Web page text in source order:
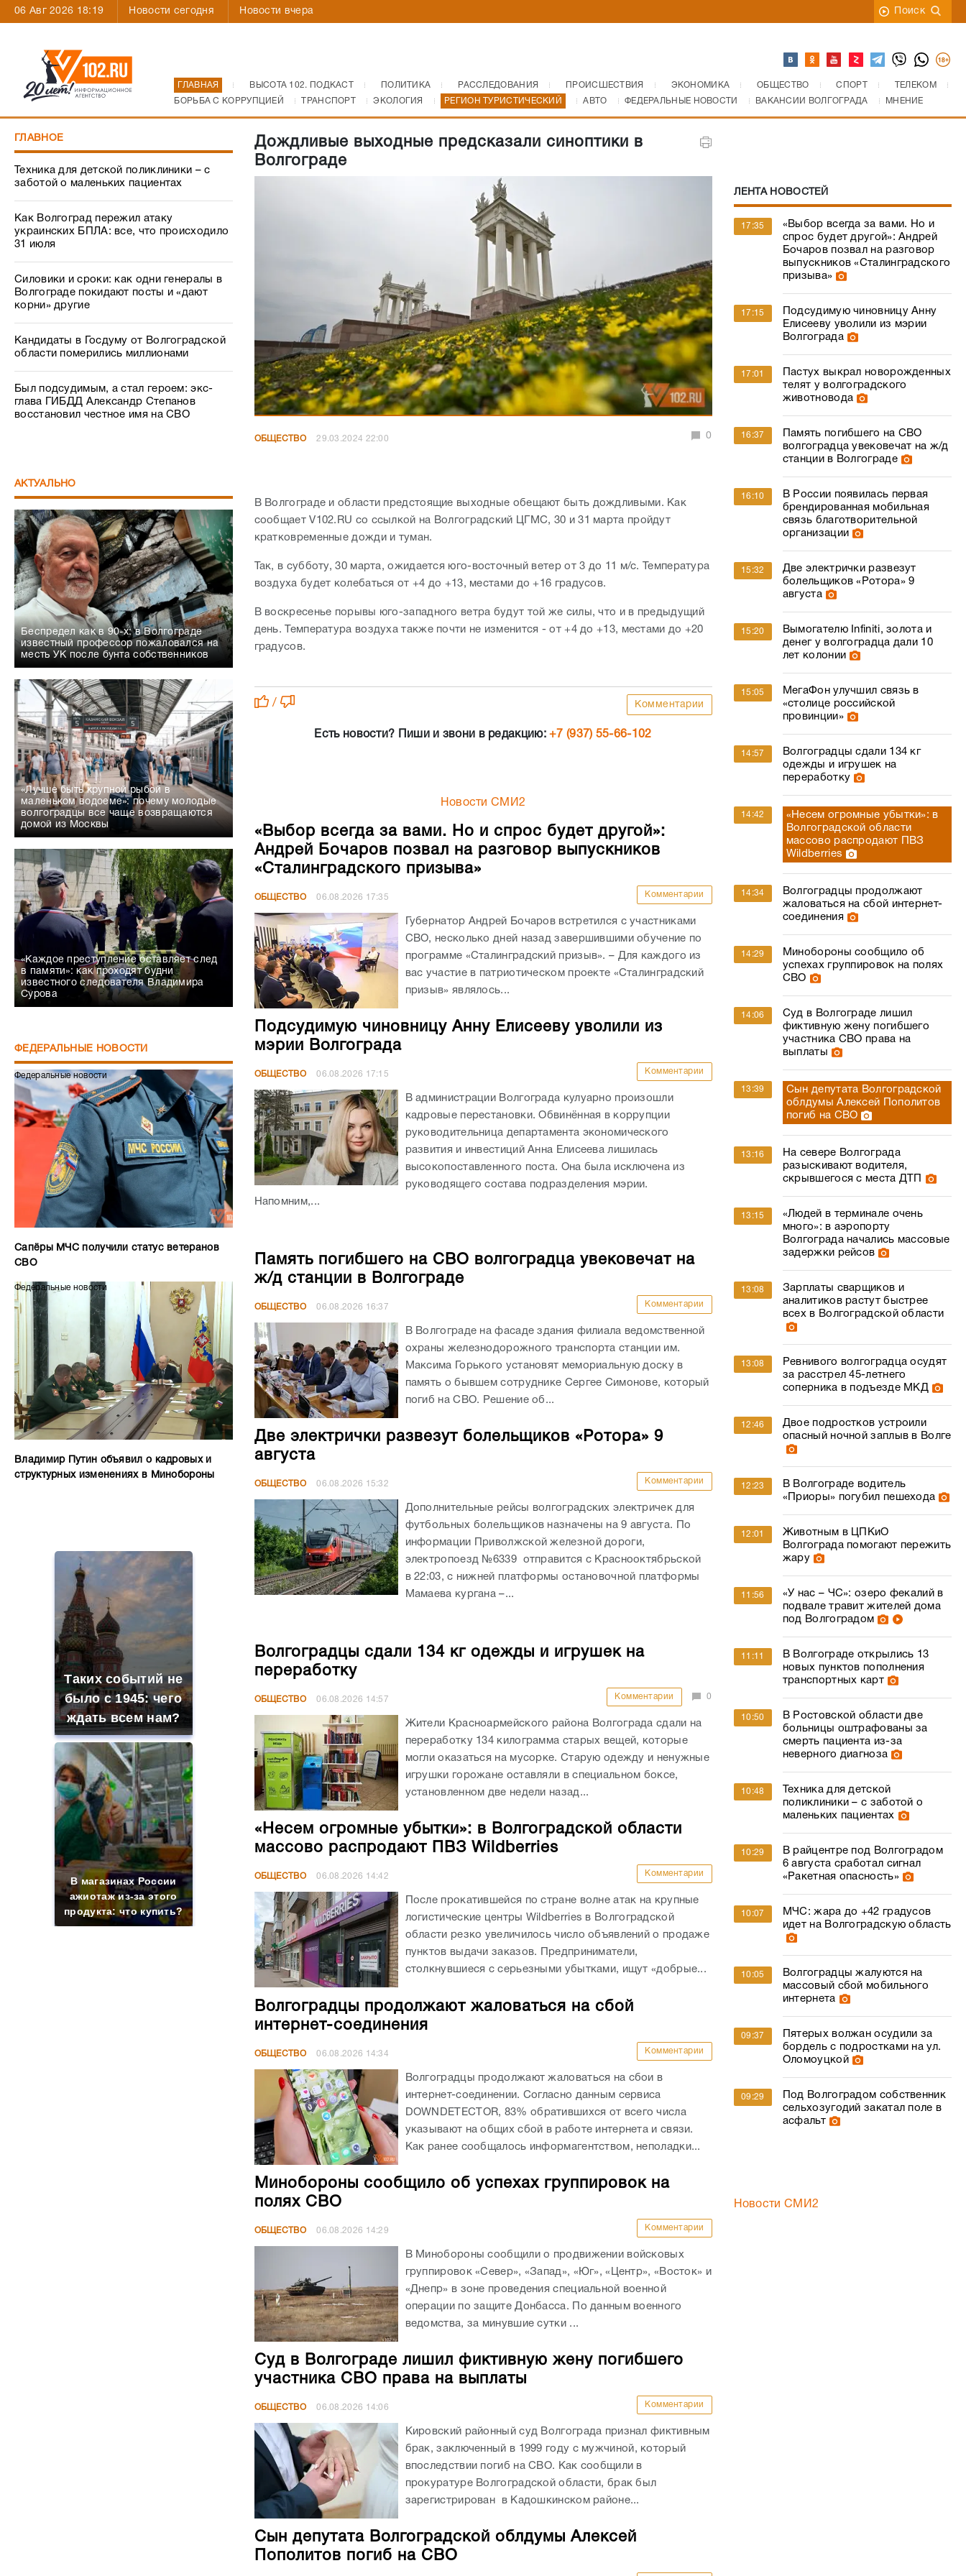
06 Авг 2026 18:19 Новости сегодня Новости вчера Поиск
ГЛАВНАЯ ВЫСОТА 102. ПОДКАСТ ПОЛИТИКА РАССЛЕДОВАНИЯ ПРОИСШЕСТВИЯ ЭКОНОМИКА ОБЩЕСТВО СПОРТ
ТЕЛЕКОМ
БОРЬБА С КОРРУПЦИЕЙ
ТРАНСПОРТ ЭКОЛОГИЯ РЕГИОН ТУРИСТИЧЕСКИЙ АВТО ФЕДЕРАЛЬНЫЕ НОВОСТИ ВАКАНСИИ ВОЛГОГРАДА МНЕНИЕ
ГЛАВНОЕ
Техника для детской поликлиники – с
заботой о маленьких пациентах
Как Волгоград пережил атаку
украинских БПЛА: все, что происходило
31 июля
Силовики и сроки: как одни генералы в
Волгограде покидают посты и «дают
корни» другие
Кандидаты в Госдуму от Волгоградской
области померились миллионами
Был подсудимым, а стал героем: экс-
глава ГИБДД Александр Степанов
восстановил честное имя на СВО
АКТУАЛЬНО
Беспредел как в 90-х: в Волгограде
известный профессор пожаловался на
месть УК после бунта собственников
«Лучше быть крупной рыбой в
маленьком водоеме»: почему молодые
волгоградцы все чаще возвращаются
домой из Москвы
«Каждое преступление оставляет след
в памяти»: как проходят будни
известного следователя Владимира
Сурова
ФЕДЕРАЛЬНЫЕ НОВОСТИ
Федеральные новости
Сапёры МЧС получили статус ветеранов
СВО
Федеральные новости
Владимир Путин объявил о кадровых и
структурных изменениях в Минобороны
Таких событий не
было с 1945: чего
ждать всем нам?
В магазинах России
ажиотаж из-за этого
продукта: что купить?
Дождливые выходные предсказали синоптики в
Волгограде
ОБЩЕСТВО 29.03.2024 22:00 0
В Волгограде и области предстоящие выходные обещают быть дождливыми. Как
сообщает V102.RU со ссылкой на Волгоградский ЦГМС, 30 и 31 марта пройдут
кратковременные дожди и туман.
Так, в субботу, 30 марта, ожидается юго-восточный ветер от 3 до 11 м/с. Температура
воздуха будет колебаться от +4 до +13, местами до +16 градусов.
В воскресенье порывы юго-западного ветра будут той же силы, что и в предыдущий
день. Температура воздуха также почти не изменится - от +4 до +13, местами до +20
градусов.
/ Комментарии
Есть новости? Пиши и звони в редакцию:+7 (937) 55-66-102
Новости СМИ2
«Выбор всегда за вами. Но и спрос будет другой»:
Андрей Бочаров позвал на разговор выпускников
«Сталинградского призыва»
ОБЩЕСТВО 06.08.2026 17:35 Комментарии
Губернатор Андрей Бочаров встретился с участниками
СВО, несколько дней назад завершившими обучение по
программе «Сталинградский призыв». – Для каждого из
вас участие в патриотическом проекте «Сталинградский
призыв» являлось...
Подсудимую чиновницу Анну Елисееву уволили из
мэрии Волгограда
ОБЩЕСТВО 06.08.2026 17:15 Комментарии
В администрации Волгограда кулуарно произошли
кадровые перестановки. Обвинённая в коррупции
руководительница департамента экономического
развития и инвестиций Анна Елисеева лишилась
высокопоставленного поста. Она была исключена из
руководящего состава подразделения мэрии.
Напомним,...
Память погибшего на СВО волгоградца увековечат на
ж/д станции в Волгограде
ОБЩЕСТВО 06.08.2026 16:37 Комментарии
В Волгограде на фасаде здания филиала ведомственной
охраны железнодорожного транспорта станции им.
Максима Горького установят мемориальную доску в
память о бывшем сотруднике Сергее Симонове, который
погиб на СВО. Решение об...
Две электрички развезут болельщиков «Ротора» 9
августа
ОБЩЕСТВО 06.08.2026 15:32 Комментарии
Дополнительные рейсы волгоградских электричек для
футбольных болельщиков назначены на 9 августа. По
информации Приволжской железной дороги,
электропоезд №6339 отправится с Краснооктябрьской
в 22:03, с нижней платформы остановочной платформы
Мамаева кургана –...
Волгоградцы сдали 134 кг одежды и игрушек на
переработку
ОБЩЕСТВО 06.08.2026 14:57 Комментарии 0
Жители Красноармейского района Волгограда сдали на
переработку 134 килограмма старых вещей, которые
могли оказаться на мусорке. Старую одежду и ненужные
игрушки горожане оставляли в специальном боксе,
установленном две недели назад...
«Несем огромные убытки»: в Волгоградской области
массово распродают ПВЗ Wildberries
ОБЩЕСТВО 06.08.2026 14:42 Комментарии
После прокатившейся по стране волне атак на крупные
логистические центры Wildberries в Волгоградской
области резко увеличилось число объявлений о продаже
пунктов выдачи заказов. Предприниматели,
столкнувшиеся с серьезными убытками, ищут «добрые...
Волгоградцы продолжают жаловаться на сбой
интернет-соединения
ОБЩЕСТВО 06.08.2026 14:34 Комментарии
Волгоградцы продолжают жаловаться на сбои в
интернет-соединении. Согласно данным сервиса
DOWNDETECTOR, 83% обратившихся от всего числа
указывают на общих сбой в работе интернета и связи.
Как ранее сообщалось информагентством, неполадки...
Минобороны сообщило об успехах группировок на
полях СВО
ОБЩЕСТВО 06.08.2026 14:29 Комментарии
В Минобороны сообщили о продвижении войсковых
группировок «Север», «Запад», «Юг», «Центр», «Восток» и
«Днепр» в зоне проведения специальной военной
операции по защите Донбасса. По данным военного
ведомства, за минувшие сутки ...
Суд в Волгограде лишил фиктивную жену погибшего
участника СВО права на выплаты
ОБЩЕСТВО 06.08.2026 14:06 Комментарии
Кировский районный суд Волгограда признал фиктивным
брак, заключенный в 1999 году с мужчиной, который
впоследствии погиб на СВО. Как сообщили в
прокуратуре Волгоградской области, брак был
зарегистрирован в Кадошкинском районе...
Сын депутата Волгоградской облдумы Алексей
Пополитов погиб на СВО
ЛЕНТА НОВОСТЕЙ
17:35
«Выбор всегда за вами. Но и
спрос будет другой»: Андрей
Бочаров позвал на разговор
выпускников «Сталинградского
призыва»
17:15
Подсудимую чиновницу Анну
Елисееву уволили из мэрии
Волгограда
17:01
Пастух выкрал новорожденных
телят у волгоградского
животновода
16:37
Память погибшего на СВО
волгоградца увековечат на ж/д
станции в Волгограде
16:10
В России появилась первая
брендированная мобильная
связь благотворительной
организации
15:32
Две электрички развезут
болельщиков «Ротора» 9
августа
15:20
Вымогателю Infiniti, золота и
денег у волгоградца дали 10
лет колонии
15:05
МегаФон улучшил связь в
«столице российской
провинции»
14:57
Волгоградцы сдали 134 кг
одежды и игрушек на
переработку
14:42
«Несем огромные убытки»: в
Волгоградской области
массово распродают ПВЗ
Wildberries
14:34
Волгоградцы продолжают
жаловаться на сбой интернет-
соединения
14:29
Минобороны сообщило об
успехах группировок на полях
СВО
14:06
Суд в Волгограде лишил
фиктивную жену погибшего
участника СВО права на
выплаты
13:39
Сын депутата Волгоградской
облдумы Алексей Пополитов
погиб на СВО
13:16
На севере Волгограда
разыскивают водителя,
скрывшегося с места ДТП
13:15
«Людей в терминале очень
много»: в аэропорту
Волгограда начались массовые
задержки рейсов
13:08
Зарплаты сварщиков и
аналитиков растут быстрее
всех в Волгоградской области
13:08
Ревнивого волгоградца осудят
за расстрел 45-летнего
соперника в подъезде МКД
12:46
Двое подростков устроили
опасный ночной заплыв в Волге
12:23
В Волгограде водитель
«Приоры» погубил пешехода
12:01
Животным в ЦПКиО
Волгограда помогают пережить
жару
11:56
«У нас – ЧС»: озеро фекалий в
подвале травит жителей дома
под Волгоградом
11:11
В Волгограде открылись 13
новых пунктов пополнения
транспортных карт
10:50
В Ростовской области две
больницы оштрафованы за
смерть пациента из-за
неверного диагноза
10:48
Техника для детской
поликлиники – с заботой о
маленьких пациентах
10:29
В райцентре под Волгоградом
6 августа сработал сигнал
«Ракетная опасность»
10:07
МЧС: жара до +42 градусов
идет на Волгоградскую область
10:05
Волгоградцы жалуются на
массовый сбой мобильного
интернета
09:37
Пятерых волжан осудили за
бордель с подростками на ул.
Оломоуцкой
09:29
Под Волгоградом собственник
сельхозугодий закатал поле в
асфальт
Новости СМИ2